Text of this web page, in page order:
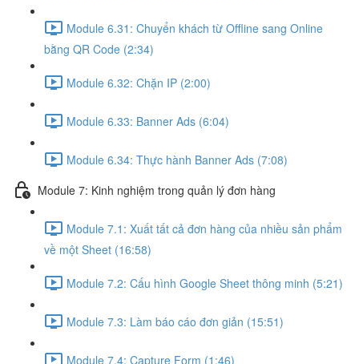
Module 6.31: Chuyển khách từ Offline sang Online
bằng QR Code (2:34)
Module 6.32: Chặn IP (2:00)
Module 6.33: Banner Ads (6:04)
Module 6.34: Thực hành Banner Ads (7:08)
Module 7: Kinh nghiệm trong quản lý đơn hàng
Module 7.1: Xuất tất cả đơn hàng của nhiều sản phẩm
về một Sheet (16:58)
Module 7.2: Cấu hình Google Sheet thông minh (5:21)
Module 7.3: Làm báo cáo đơn giản (15:51)
Module 7.4: Capture Form (1:46)